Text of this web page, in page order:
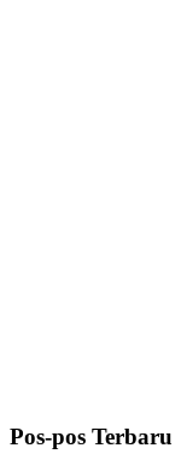
Pos-pos Terbaru